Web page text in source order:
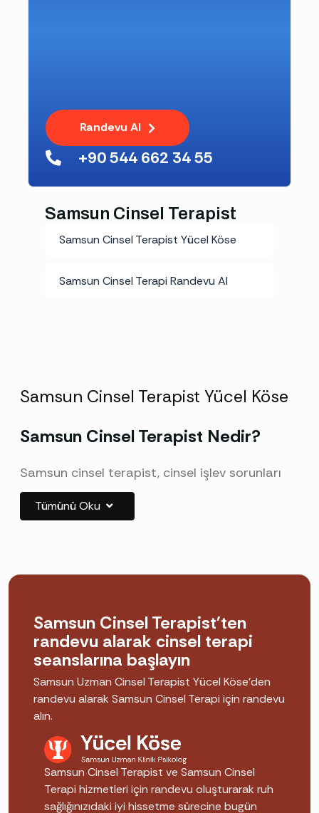
Randevu Al
+90 544 662 34 55
Samsun Cinsel Terapist
Samsun Cinsel Terapist Yücel Köse
Samsun Cinsel Terapi Randevu Al
Samsun Cinsel Terapist Yücel Köse
Samsun Cinsel Terapist Nedir?
Samsun cinsel terapist, cinsel işlev sorunları
alanında özel eğitim almış klinik psikologdur.
Vajinismus, erken boşalma, cinsel isteksizlik,
yapılandırılmış cinsel terapiile yüksek başarı
Neden Cinsel Terapiste
Gitmeliyim?
Cinsel sorunlar kendiliğinden geçmeyi
bekledikçe genellikle derinleşir ve ilişkiyi de
Vajinismus:Türkiye'de en sık başvuru
nedenlerindendir ve terapiye en iyi yanıt
Tümünü Oku
Samsun Cinsel Terapist'ten
randevu alarak cinsel terapi
seanslarına başlayın
Samsun Uzman Cinsel Terapist Yücel Köse'den
randevu alarak Samsun Cinsel Terapi için randevu
alın.
Samsun Cinsel Terapist ve Samsun Cinsel
Terapi hizmetleri için randevu oluşturarak ruh
sağlığınızıdaki iyi hissetme sürecine bugün